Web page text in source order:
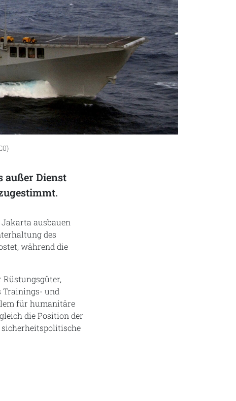
außer Dienst
ausbauen
des
während die
Trainings- und
für humanitäre
die Position der